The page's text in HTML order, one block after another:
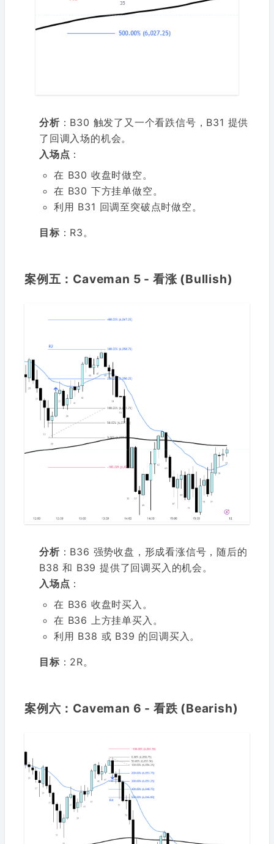
分析：B30 触发了又一个看跌信号，B31 提供
了回调入场的机会。
入场点 ：
在 B30 收盘时做空。
在 B30 下方挂单做空。
利用 B31 回调至突破点时做空。
目标 ：R3。
案例五：Caveman 5 - 看涨 (Bullish)
分析：B36 强势收盘，形成看涨信号，随后的
B38 和 B39 提供了回调买入的机会。
入场点 ：
在 B36 收盘时买入。
在 B36 上方挂单买入。
利用 B38 或 B39 的回调买入。
目标 ：2R。
案例六：Caveman 6 - 看跌 (Bearish)